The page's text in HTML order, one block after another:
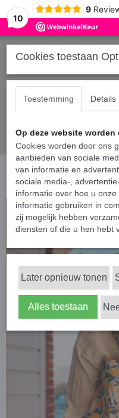
10
9
Home › Gepersonaliseerde
met eigen achternaam
Cookies toestaan
Toestemming Details
Op deze website
Cookies worden door ons
aanbieden van sociale
van informatie en
sociale media-,
informatie over hoe u
informatie gebruiken in
zij mogelijk hebben
diensten of die u hen hebt
Later opnieuw tonen
Alles toestaan